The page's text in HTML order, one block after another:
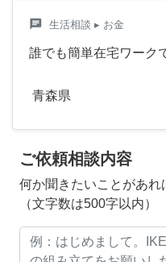
chat 生活相談 ▸ お金
誰でも簡単在宅ワーク
青森県
ご依頼相談内容
何か聞きたいことがあ
（文字数は500字以内）